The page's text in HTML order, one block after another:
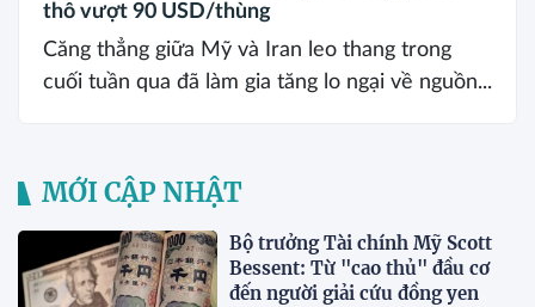
thô vượt 90 USD/thùng
Căng thẳng giữa Mỹ và Iran leo thang trong
cuối tuần qua đã làm gia tăng lo ngại về nguồn...
MỚI CẬP NHẬT
Bộ trưởng Tài chính Mỹ Scott
Bessent: Từ "cao thủ" đầu cơ
đến người giải cứu đồng yen